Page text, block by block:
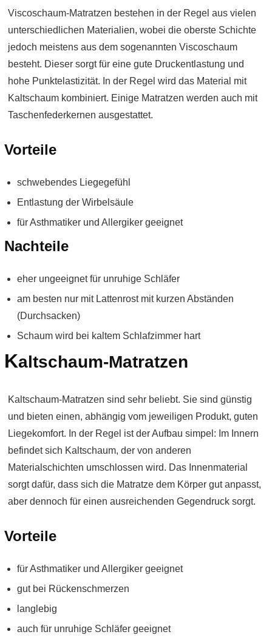
Viscoschaum-Matratzen bestehen in der Regel aus vielen
unterschiedlichen Materialien, wobei die oberste Schichte
jedoch meistens aus dem sogenannten Viscoschaum
besteht. Dieser sorgt für eine gute Druckentlastung und
hohe Punktelastizität. In der Regel wird das Material mit
Kaltschaum kombiniert. Einige Matratzen werden auch mit
Taschenfederkernen ausgestattet.
Vorteile
schwebendes Liegegefühl
Entlastung der Wirbelsäule
für Asthmatiker und Allergiker geeignet
Nachteile
eher ungeeignet für unruhige Schläfer
am besten nur mit Lattenrost mit kurzen Abständen
(Durchsacken)
Schaum wird bei kaltem Schlafzimmer hart
Kaltschaum-Matratzen
Kaltschaum-Matratzen sind sehr beliebt. Sie sind günstig
und bieten einen, abhängig vom jeweiligen Produkt, guten
Liegekomfort. In der Regel ist der Aufbau simpel: Im Innern
befindet sich Kaltschaum, der von anderen
Materialschichten umschlossen wird. Das Innenmaterial
sorgt dafür, dass sich die Matratze dem Körper gut anpasst,
aber dennoch für einen ausreichenden Gegendruck sorgt.
Vorteile
für Asthmatiker und Allergiker geeignet
gut bei Rückenschmerzen
langlebig
auch für unruhige Schläfer geeignet